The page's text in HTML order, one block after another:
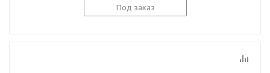
Под заказ